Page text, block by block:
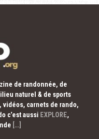
de randonnée, de
naturel & de sports
vidéos, carnets de rando,
c’est aussi EXPLORE,
[…]